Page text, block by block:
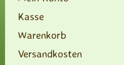
Kasse
Warenkorb
Versandkosten